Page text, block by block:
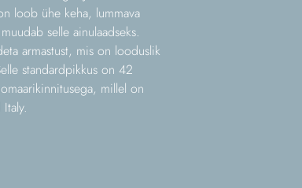
loob ühe keha, lummava
selle ainulaadseks.
armastust, mis on looduslik
standardpikkus on 42
millel on